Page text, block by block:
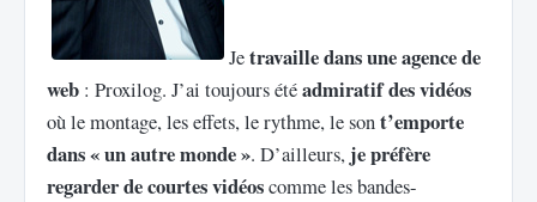
Jetravaille dans une agence de
web : Proxilog. J’ai toujours étéadmiratif des vidéos
où le montage, les effets, le rythme, le sont’emporte
dans « un autre monde ». D’ailleurs, je préfère
regarder de courtes vidéoscomme les bandes-